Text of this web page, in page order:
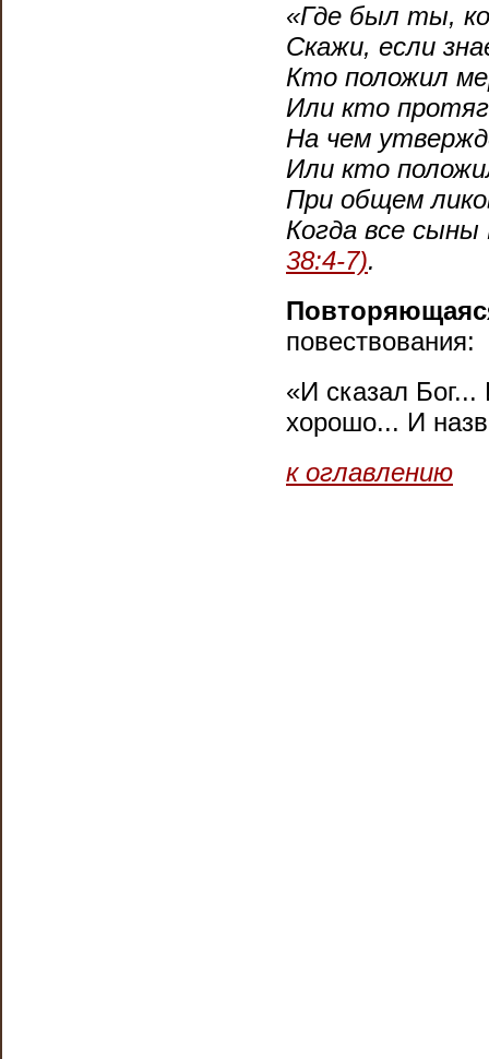
«Где был ты,
Скажи, если
Кто положил
Или кто
На чем
Или кто
При общем
Когда все
38:4-7).
повествования:
«И сказал Бог...
хорошо... И
к оглавлению